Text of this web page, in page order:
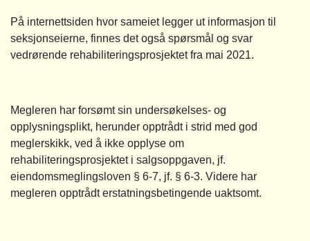
På internettsiden hvor sameiet legger ut informasjon til
seksjonseierne, finnes det også spørsmål og svar
vedrørende rehabiliteringsprosjektet fra mai 2021.
Megleren har forsømt sin undersøkelses- og
opplysningsplikt, herunder opptrådt i strid med god
meglerskikk, ved å ikke opplyse om
rehabiliteringsprosjektet i salgsoppgaven, jf.
eiendomsmeglingsloven § 6-7, jf. § 6-3. Videre har
megleren opptrådt erstatningsbetingende uaktsomt.